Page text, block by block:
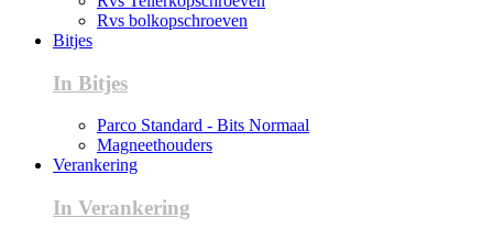
Rvs bolkopschroeven
Bitjes
In Bitjes
Parco Standard - Bits Normaal
Magneethouders
Verankering
In Verankering